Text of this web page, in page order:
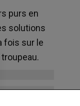
purs en
solutions
fois sur le